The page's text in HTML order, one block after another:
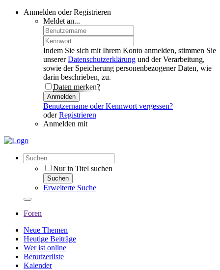
Anmelden oder Registrieren
Meldet an...
Indem Sie sich mit Ihrem Konto anmelden, stimmen Sie
unsererDatenschutzerklärung und der Verarbeitung,
sowie der Speicherung personenbezogener Daten, wie
darin beschrieben, zu.
Daten merken?
Anmelden
Benutzername oder Kennwort vergessen?
oderRegistrieren
Anmelden mit
Nur in Titel suchen
Suchen
Erweiterte Suche
Foren
Neue Themen
Heutige Beiträge
Wer ist online
Benutzerliste
Kalender